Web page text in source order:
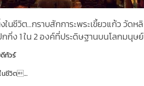
ในชีวิต…กราบสักการะพระเขี้ยวแก้ว วัดหลิ
กิ่ง 1 ใน 2 องค์ที่ประดิษฐานบนโลกมนุษย์
ทัวร์
นชีวิต…